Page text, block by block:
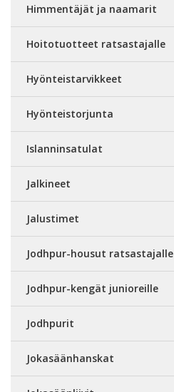
Himmentäjät ja naamarit
Hoitotuotteet ratsastajalle
Hyönteistarvikkeet
Hyönteistorjunta
Islanninsatulat
Jalkineet
Jalustimet
Jodhpur-housut ratsastajalle
Jodhpur-kengät junioreille
Jodhpurit
Jokasäänhanskat